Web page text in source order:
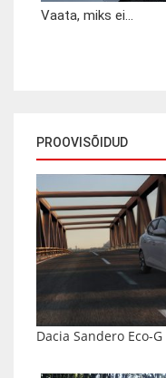
Vaata, miks ei...
PROOVISÕIDUD
Dacia Sandero Eco-